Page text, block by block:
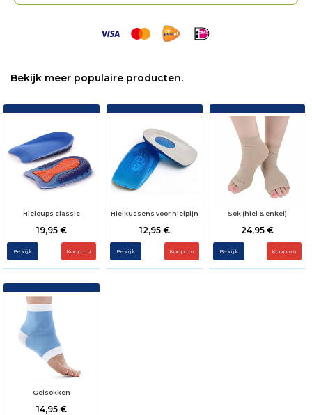
Bekijk meer populaire producten.
Hielcups classic
19,95 €
Bekijk Koop nu
Hielkussens voor hielpijn
12,95 €
Bekijk Koop nu
Sok (hiel & enkel)
24,95 €
Bekijk
Gelsokken
14,95 €